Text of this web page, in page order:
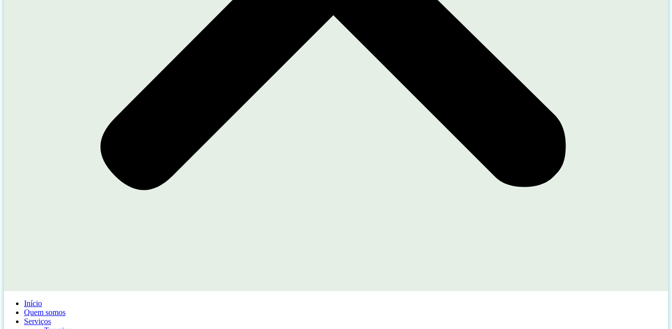
Início
Quem somos
Serviços